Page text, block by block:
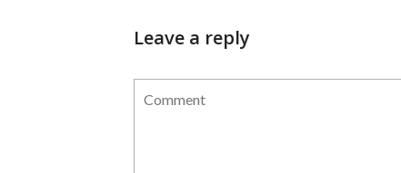
Leave a reply